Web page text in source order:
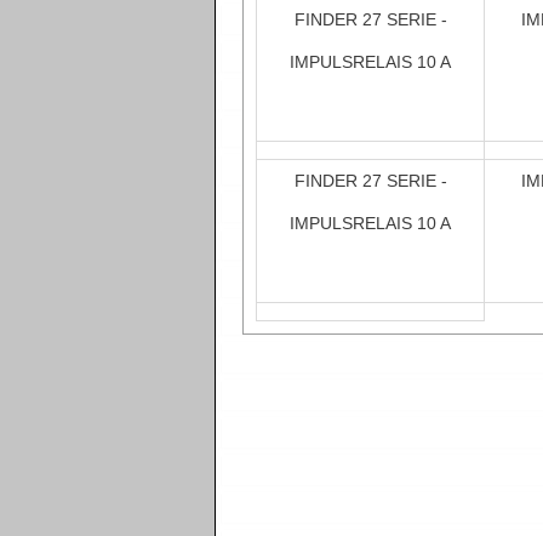
FINDER 27 SERIE -
IMPULSRELAIS 10 A
FINDER 27 SERIE -
IMPULSRELAIS 10 A